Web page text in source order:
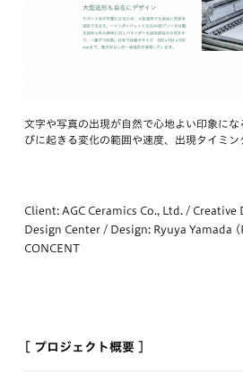
文字や写真の出現が自然で心地よい印象に
びに起きる変化の範囲や速度、出現タイミン
Client: AGC Ceramics Co., Ltd. /
Design Center / Design: Ryuya Yamada
CONCENT
[ プロジェクト概要 ]